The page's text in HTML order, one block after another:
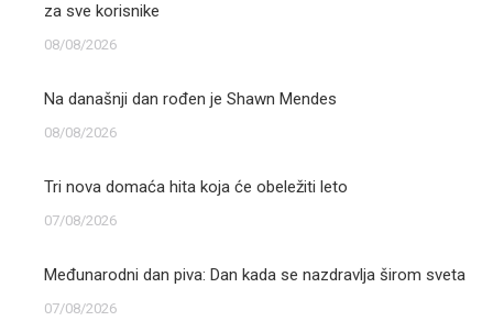
za sve korisnike
08/08/2026
Na današnji dan rođen je Shawn Mendes
08/08/2026
Tri nova domaća hita koja će obeležiti leto
07/08/2026
Međunarodni dan piva: Dan kada se nazdravlja širom sveta
07/08/2026